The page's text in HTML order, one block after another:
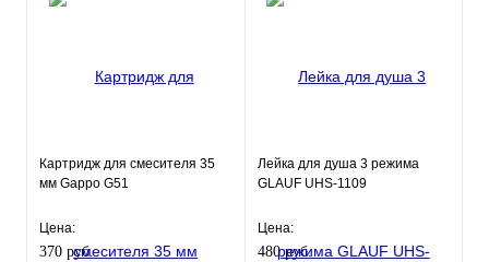
Картридж для смесителя 35
мм Gappo G51
Цена:
370 руб.
Лейка для душа 3 режима
GLAUF UHS-1109
Цена:
480 руб.